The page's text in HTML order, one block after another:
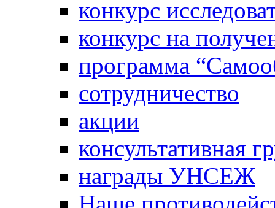
конкурс
конкурс на
программа
сотрудничество
акции
консультативная
награды УНСЕЖ